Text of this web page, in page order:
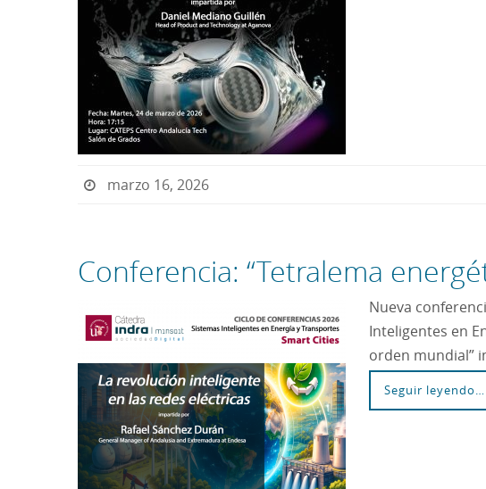
marzo 16, 2026
Conferencia: “Tetralema
Nueva
Inteligentes en
orden mundial”
Seguir leyendo…